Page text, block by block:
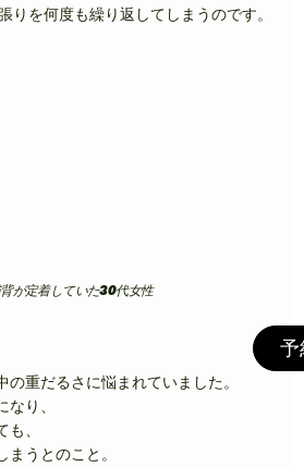
りを何度も繰り返してしまうのです。
が定着していた30代女性
重だるさに悩まれていました。
り、
、
うとのこと。